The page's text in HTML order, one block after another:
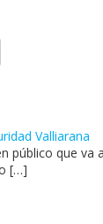
Valliarana
público que va
[…]